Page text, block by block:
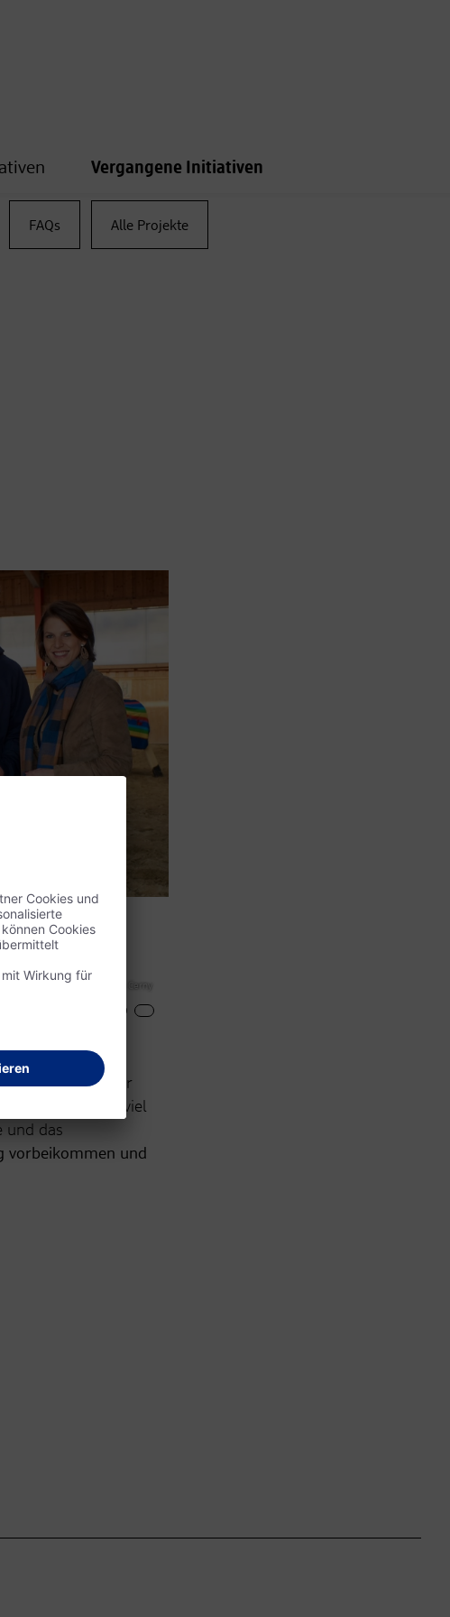
Vergangene Initiativen
FAQs Alle Projekte
LPD Thomas Cerny
Viele der
für sie so viel
und das
vorbeikommen und